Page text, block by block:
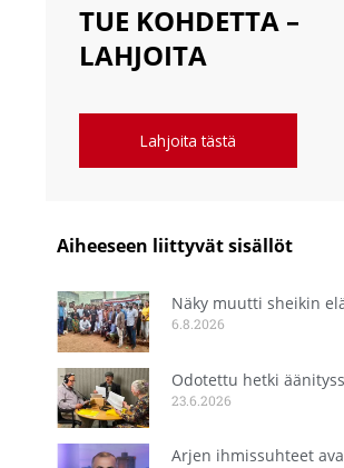
TUE KOHDETTA –
LAHJOITA
Lahjoita tästä
Aiheeseen liittyvät sisällöt
Näky muutti sheikin
6.8.2026
Odotettu hetki
23.6.2026
Arjen ihmissuhteet